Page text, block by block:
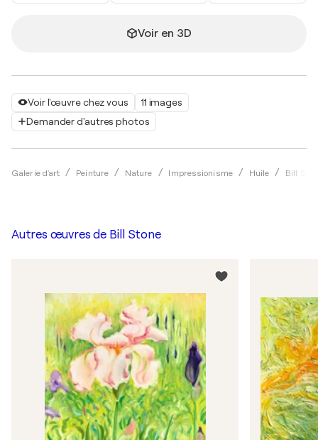
Voir l'œuvre chez vous
11 images
Demander d'autres photos
Galerie d'art Peinture Nature Impressionisme Huile Bill
Voir en 3D
Autres œuvres de Bill Stone